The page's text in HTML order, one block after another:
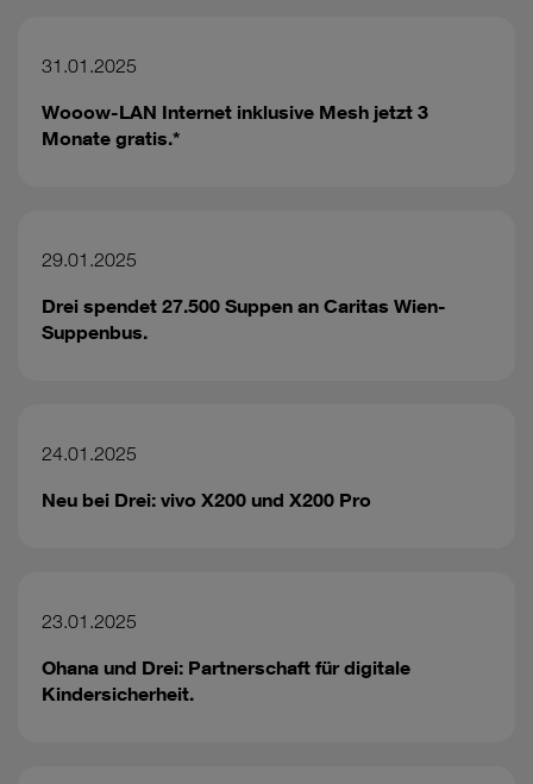
31.01.2025
Wooow-LAN Internet inklusive Mesh jetzt 3
Monate gratis.*
29.01.2025
Drei spendet 27.500 Suppen an Caritas Wien-
Suppenbus.
24.01.2025
Neu bei Drei: vivo X200 und X200 Pro
23.01.2025
Ohana und Drei: Partnerschaft für digitale
Kindersicherheit.